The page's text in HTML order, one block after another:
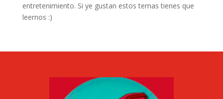
entretenimiento. Si ye gustan estos temas tienes que
leernos :)